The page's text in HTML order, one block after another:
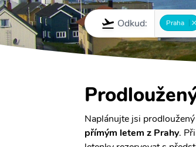
Odkud: Praha
Naplánujte jsi
přímým letem z Prahy.